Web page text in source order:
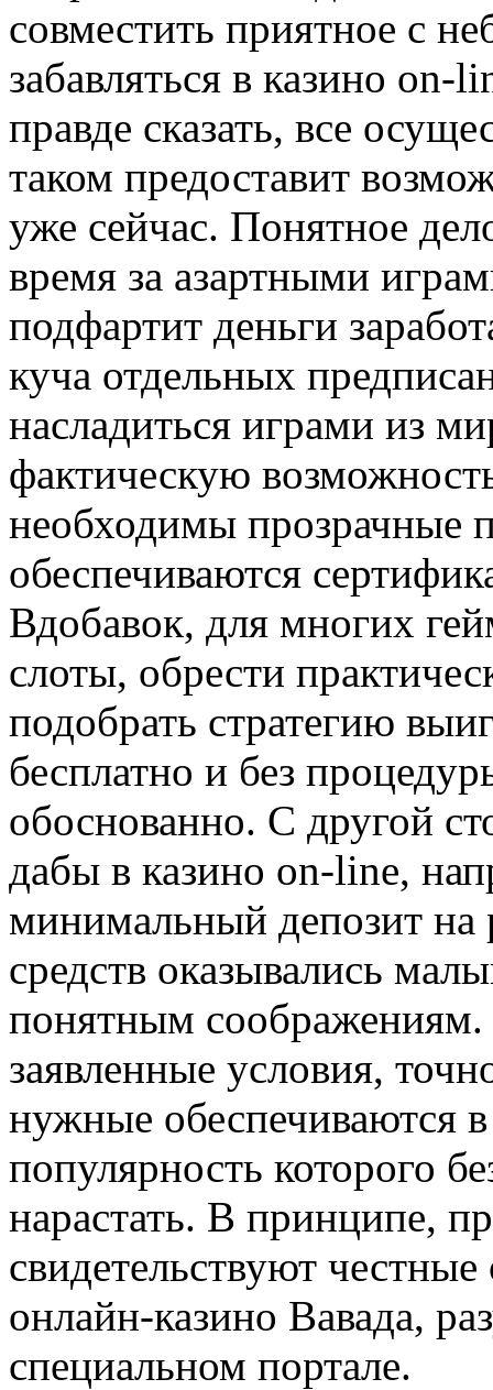
совместить приятное с
забавляться в казино
правде сказать, все
таком предоставит
уже сейчас. Понятное
время за азартными
подфартит деньги
куча отдельных
насладиться играми из
фактическую
необходимы прозрачные
обеспечиваются
Вдобавок, для многих
слоты, обрести
подобрать стратегию
бесплатно и без
обоснованно. С другой
дабы в казино on-line,
минимальный депозит на
средств оказывались
понятным соображениям.
заявленные условия,
нужные обеспечиваются
популярность которого
нарастать. В принципе,
свидетельствуют
онлайн-казино Вавада,
специальном портале.